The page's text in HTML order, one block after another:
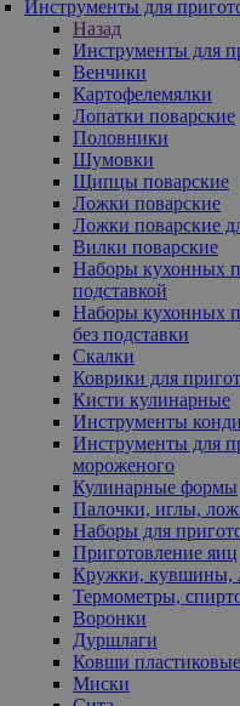
Инструменты для
Назад
Инструменты для
Венчики
Картофелемялки
Лопатки поварские
Половники
Шумовки
Щипцы поварские
Ложки поварские
Ложки поварские
Вилки поварские
Наборы кухонных
подставкой
Наборы кухонных
без подставки
Скалки
Коврики для
Кисти кулинарные
Инструменты
Инструменты для
мороженого
Кулинарные формы
Палочки, иглы,
Наборы для
Приготовление яиц
Кружки, кувшины,
Термометры,
Воронки
Дуршлаги
Ковши пластиковые
Миски